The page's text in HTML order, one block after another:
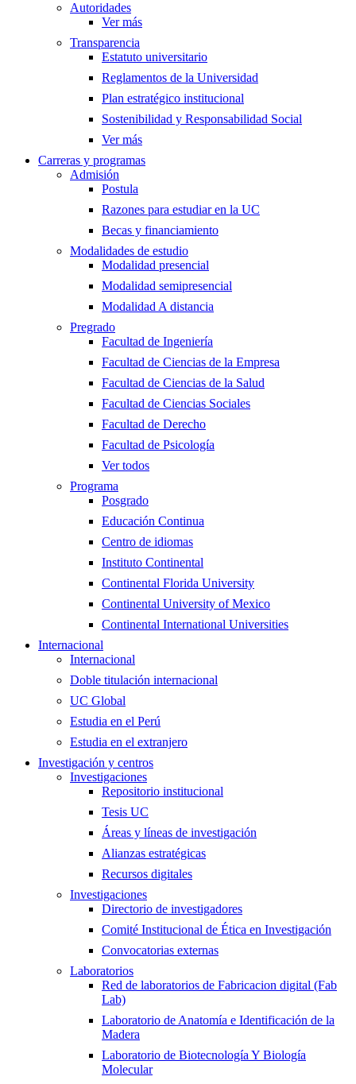
Autoridades
Ver más
Transparencia
Estatuto universitario
Reglamentos de la Universidad
Plan estratégico institucional
Sostenibilidad y Responsabilidad Social
Ver más
Carreras y programas
Admisión
Postula
Razones para estudiar en la UC
Becas y financiamiento
Modalidades de estudio
Modalidad presencial
Modalidad semipresencial
Modalidad A distancia
Pregrado
Facultad de Ingeniería
Facultad de Ciencias de la Empresa
Facultad de Ciencias de la Salud
Facultad de Ciencias Sociales
Facultad de Derecho
Facultad de Psicología
Ver todos
Programa
Posgrado
Educación Continua
Centro de idiomas
Instituto Continental
Continental Florida University
Continental University of Mexico
Continental International Universities
Internacional
Internacional
Doble titulación internacional
UC Global
Estudia en el Perú
Estudia en el extranjero
Investigación y centros
Investigaciones
Repositorio institucional
Tesis UC
Áreas y líneas de investigación
Alianzas estratégicas
Recursos digitales
Investigaciones
Directorio de investigadores
Comité Institucional de Ética en Investigación
Convocatorias externas
Laboratorios
Red de laboratorios de Fabricacion digital (Fab
Lab)
Laboratorio de Anatomía e Identificación de la
Madera
Laboratorio de Biotecnología Y Biología
Molecular